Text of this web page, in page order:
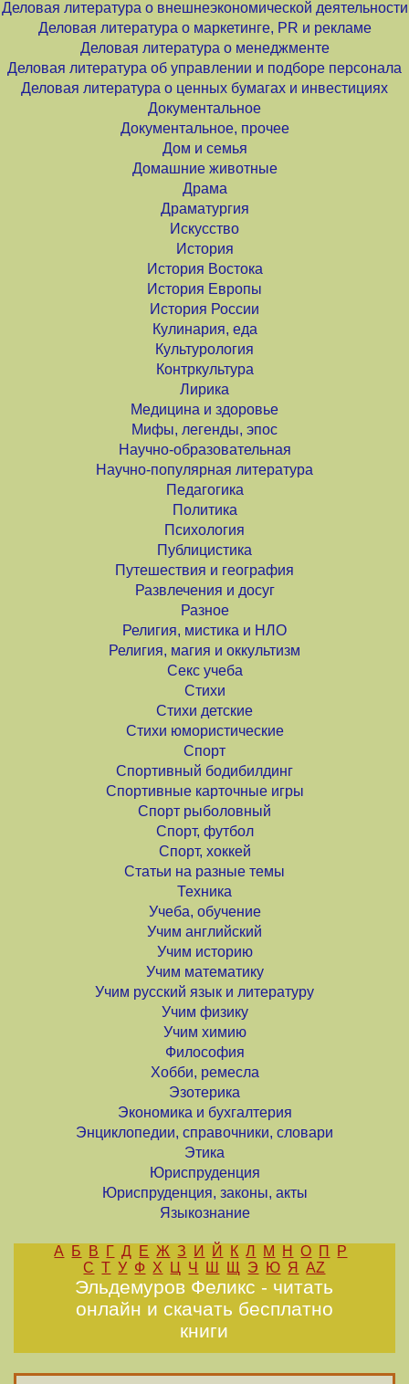
Деловая литература о внешнеэкономической деятельности
Деловая литература о маркетинге, PR и рекламе
Деловая литература о менеджменте
Деловая литература об управлении и подборе персонала
Деловая литература о ценных бумагах и инвестициях
Документальное
Документальное, прочее
Дом и семья
Домашние животные
Драма
Драматургия
Искусство
История
История Востока
История Европы
История России
Кулинария, еда
Культурология
Контркультура
Лирика
Медицина и здоровье
Мифы, легенды, эпос
Научно-образовательная
Научно-популярная литература
Педагогика
Политика
Психология
Публицистика
Путешествия и география
Развлечения и досуг
Разное
Религия, мистика и НЛО
Религия, магия и оккультизм
Секс учеба
Стихи
Стихи детские
Стихи юмористические
Спорт
Спортивный бодибилдинг
Спортивные карточные игры
Спорт рыболовный
Спорт, футбол
Спорт, хоккей
Статьи на разные темы
Техника
Учеба, обучение
Учим английский
Учим историю
Учим математику
Учим русский язык и литературу
Учим физику
Учим химию
Философия
Хобби, ремесла
Эзотерика
Экономика и бухгалтерия
Энциклопедии, справочники, словари
Этика
Юриспруденция
Юриспруденция, законы, акты
Языкознание
А Б В Г Д Е Ж З И Й К Л М Н О П
Р
С Т У Ф Х Ц Ч Ш Щ Э Ю Я AZ
Эльдемуров Феликс - читать
онлайн и скачать бесплатно
книги